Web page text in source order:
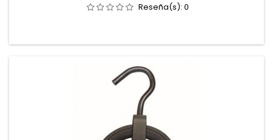
Reseña(s): 0